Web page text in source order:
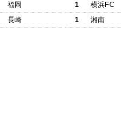
福岡
長崎
1
横浜FC
1
湘南